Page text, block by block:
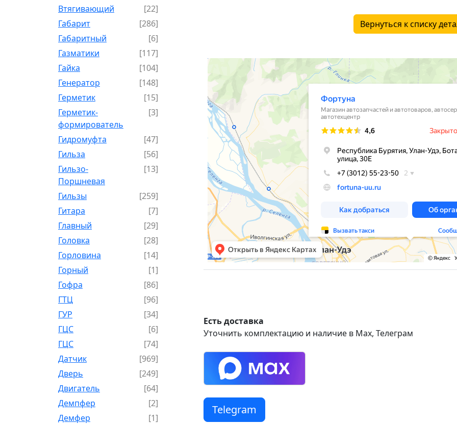
Втягивающий
[22]
Габарит
[286]
Габаритный
[6]
Газматики
[117]
Гайка
[104]
Генератор
[148]
Герметик
[15]
Герметик-
формирователь
[3]
Гидромуфта
[47]
Гильза
[56]
Гильзо-
Поршневая
[13]
Гильзы
[259]
Гитара
[7]
Главный
[29]
Головка
[28]
Горловина
[14]
Горный
[1]
Гофра
[86]
ГТЦ
[96]
ГУР
[34]
ГЦC
[6]
ГЦС
[74]
Датчик
[969]
Дверь
[249]
Двигатель
[64]
Демпфер
[2]
Демфер
[1]
Вернуться к списку
Есть доставка
Уточнить комплектацию и наличие в Max, Телеграм
Telegram